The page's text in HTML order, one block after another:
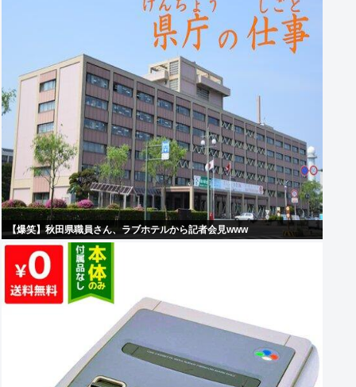
【爆笑】秋田県職員さん、ラブホテルから記者会見www